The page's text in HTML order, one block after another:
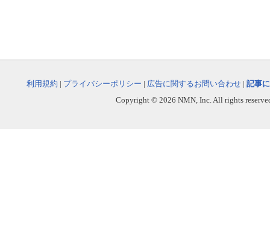
利用規約 | プライバシーポリシー | 広告に関するお問い合わせ | 記事
Copyright © 2026 NMN, Inc. All rights